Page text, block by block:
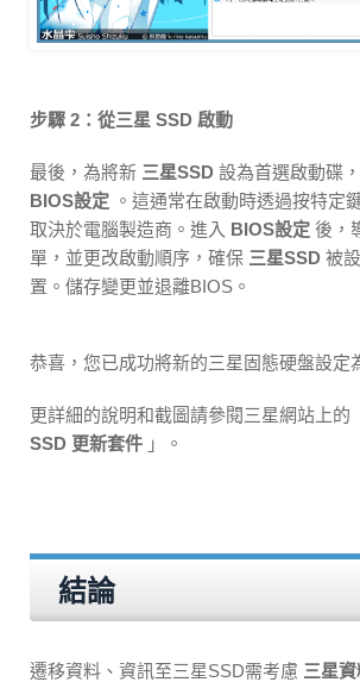
步驟 2：從三星 SSD 啟動
最後，為將新 三星SSD 設為首選啟動碟
BIOS設定 。這通常在啟動時透過按特定
取決於電腦製造商。進入 BIOS設定 後，
單，並更改啟動順序，確保 三星SSD 被
置。儲存變更並退離BIOS。
恭喜，您已成功將新的三星固態硬盤設定
更詳細的說明和截圖請參閱三星網站上的
SSD 更新套件 」。
結論
遷移資料、資訊至三星SSD需考慮 三星